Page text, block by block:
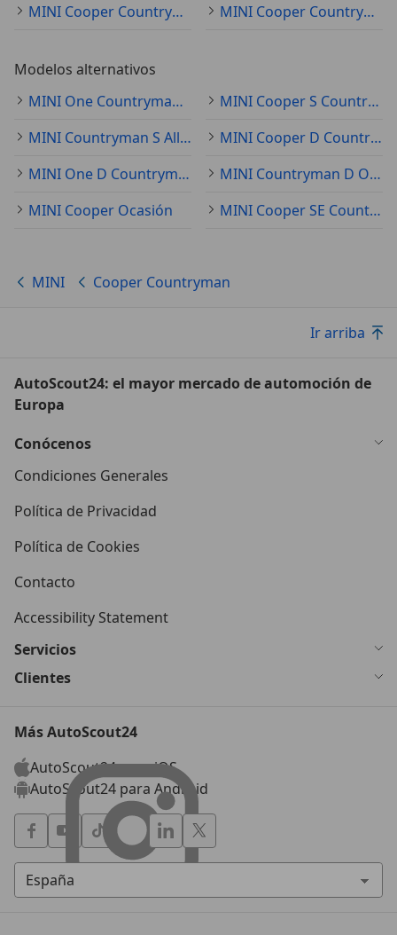
MINI Cooper Countryman 2012
MINI Cooper Countryman 2013
Modelos alternativos
MINI One Countryman Ocasión
MINI Cooper S Countryman Ocasión
MINI Countryman S All4 Ocasión
MINI Cooper D Countryman Ocasión
MINI One D Countryman Ocasión
MINI Countryman D Ocasión
MINI Cooper Ocasión
MINI Cooper SE Countryman Ocasión
MINI Cooper Countryman
Ir arriba
AutoScout24: el mayor mercado de automoción de
Europa
Conócenos
Condiciones Generales
Política de Privacidad
Política de Cookies
Contacto
Accessibility Statement
Servicios
Clientes
Más AutoScout24
AutoScout24 para iOS
AutoScout24 para Android